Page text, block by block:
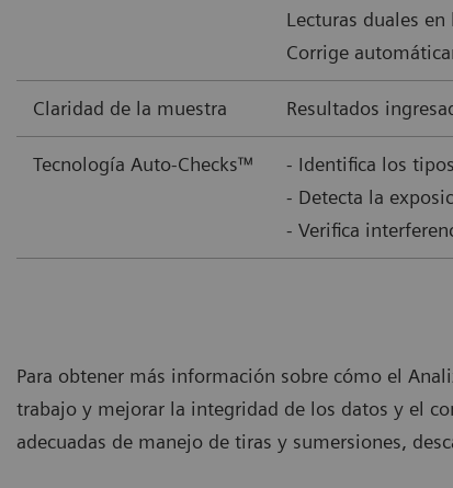
Lecturas duales
Corrige
Claridad de la muestra Resultados
Tecnología Auto-Checks™
- Identifica los
- Detecta la
- Verifica
Para obtener más información sobre cómo el
trabajo y mejorar la integridad de los datos y el
adecuadas de manejo de tiras y sumersiones,